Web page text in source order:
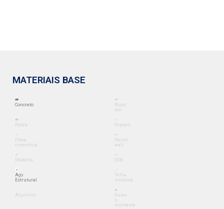
MATERIAIS BASE
Concreto
Bloco
oco
Pedra Drywall
Placa
cimentícia
Painel
wall
Madeira OSB
Aço
Estrutural
Telha
metálica
Alumínio
Guias
e
montante